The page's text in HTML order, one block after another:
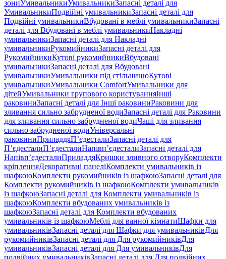
зониУмивальникиУмивальникиЗапасні деталі для
УмивальникиПодвійні умивальникиЗапасні деталі для
Подвійні умивальникиВбудовані в меблі умивальникиЗапасні
деталі для Вбудовані в меблі умивальникиНакладні
умивальникиЗапасні деталі для Накладні
умивальникиРукомийникиЗапасні деталі для
РукомийникиКутові рукомийникиВбудовані
умивальникиЗапасні деталі для Вбудовані
умивальникиУмивальники під стільницюКутові
умивальникиУмивальники ComfortУмивальники для
дітейУмивальники групового користуванняІнші
раковиниЗапасні деталі для Інші раковиниРаковини для
зливання сильно забрудненої водиЗапасні деталі для Раковини
для зливання сильно забрудненої водиЧаші для зливання
сильно забрудненої водиУніверсальні
раковиниПриладдяП’єдесталиЗапасні деталі для
П’єдесталиП’єдесталиНапівп’єдесталиЗапасні деталі для
Напівп’єдесталиПриладдяКришки зливного отворуКомплекти
кріпленняДекоративні панеліКомплекти умивальників із
шафкоюКомплекти рукомийників із шафкоюЗапасні деталі для
Комплекти рукомийників із шафкоюКомплекти умивальників
із шафкоюЗапасні деталі для Комплекти умивальників із
шафкоюКомплекти вбудованих умивальників із
шафкоюЗапасні деталі для Комплекти вбудованих
умивальників із шафкоюМеблі для ванної кімнатиШафки для
умивальниківЗапасні деталі для Шафки для умивальниківДля
рукомийниківЗапасні деталі для Для рукомийниківДля
умивальниківЗапасні деталі для Для умивальниківДля
подвійних умивальниківЗапасні деталі для Для подвійних